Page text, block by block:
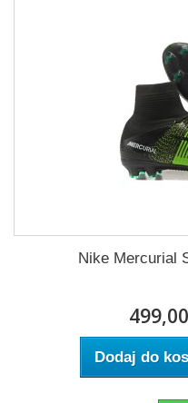
Nike Mercurial
Dodaj do